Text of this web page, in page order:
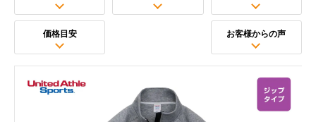
価格目安 お客様からの声